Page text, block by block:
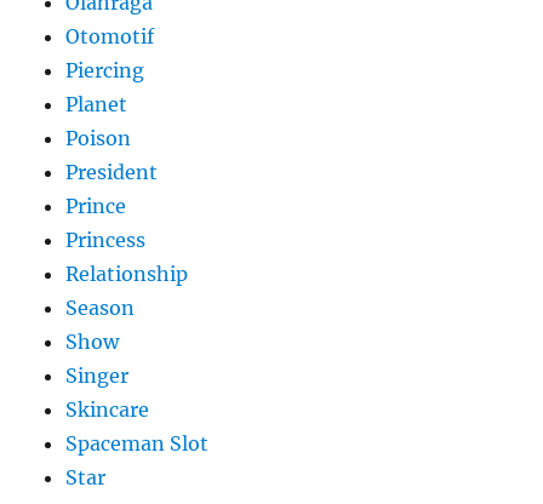
Otomotif
Piercing
Planet
Poison
President
Prince
Princess
Relationship
Season
Show
Singer
Skincare
Spaceman Slot
Star